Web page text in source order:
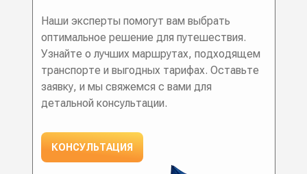
Наши эксперты помогут вам выбрать
оптимальное решение для путешествия.
Узнайте о лучших маршрутах, подходящем
транспорте и выгодных тарифах. Оставьте
заявку, и мы свяжемся с вами для
детальной консультации.
КОНСУЛЬТАЦИЯ